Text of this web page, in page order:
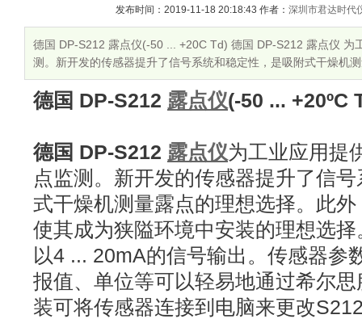
发布时间：2019-11-18 20:18:43 作者： 深圳市君达时代
德国 DP-S212 露点仪(-50 ... +20C Td) 德国 DP-S212 露点仪 为
测。新开发的传感器提升了信号系统和稳定性，是吸附式干燥机
德国 DP-S212 露点仪(-50 ... +20ºC
德国 DP-S212 露点仪为工业应用提
点监测。新开发的传感器提升了信
式干燥机测量露点的理想选择。此
使其成为狭隘环境中安装的理想选
以4 ... 20mA的信号输出。传感器参
报值、单位等可以轻易地通过希尔
装可将传感器连接到电脑来更改